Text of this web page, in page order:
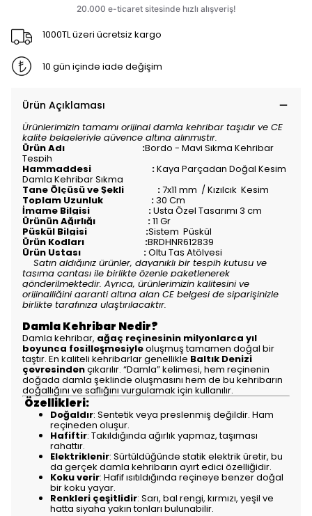
1000TL üzeri ücretsiz kargo
10 gün içinde iade değişim
Ürün Açıklaması
Ürünlerimizin tamamı orijinal damla kehribar taşıdır ve CE
kalite belgeleriyle güvence altına alınmıştır.
Ürün Adı :Bordo - Mavi Sıkma Kehribar
Tespih
Hammaddesi :Kaya Parçadan Doğal Kesim
Damla Kehribar Sıkma
Tane Ölçüsü ve Şekli :7x11 mm / Kızılcık Kesim
Toplam Uzunluk :30 Cm
İmame Bilgisi :Usta Özel Tasarımı 3 cm
Ürünün Ağırlığı :11 Gr
Püskül Bilgisi :Sistem Püskül
Ürün Kodları :BRDHNR612839
Ürün Ustası :Oltu Taş Atölyesi
Satın aldığınız ürünler, dayanıklı bir tespih kutusu ve
taşıma çantası ile birlikte özenle paketlenerek
gönderilmektedir. Ayrıca, ürünlerimizin kalitesini ve
orijinalliğini garanti altına alan CE belgesi de siparişinizle
birlikte tarafınıza ulaştırılacaktır.
Damla Kehribar Nedir?
Damla kehribar, ağaç reçinesinin milyonlarca yıl
boyunca fosilleşmesiyleoluşmuş tamamen doğal bir
taştır. En kaliteli kehribarlar genellikle Baltık Denizi
çevresindençıkarılır. “Damla” kelimesi, hem reçinenin
doğada damla şeklinde oluşmasını hem de bu kehribarın
doğallığını ve saflığını vurgulamak için kullanılır.
Özellikleri:
Doğaldır: Sentetik veya preslenmiş değildir. Ham
reçineden oluşur.
Hafiftir: Takıldığında ağırlık yapmaz, taşıması
rahattır.
Elektriklenir: Sürtüldüğünde statik elektrik üretir, bu
da gerçek damla kehribarın ayırt edici özelliğidir.
Koku verir: Hafif ısıtıldığında reçineye benzer doğal
bir koku yayar.
Renkleri çeşitlidir: Sarı, bal rengi, kırmızı, yeşil ve
hatta siyaha yakın tonları bulunabilir.